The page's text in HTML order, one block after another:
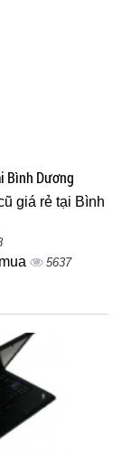
Bình Dương
giá rẻ tại Bình
5637